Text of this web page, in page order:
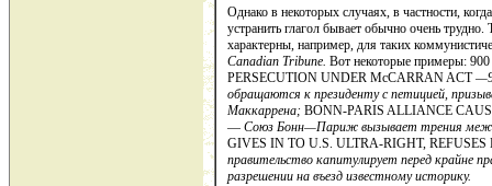
Однако в некоторых случаях, в частности,
устранить глагол бы­вает обычно очень
характерны, например, для таких
Canadian Tribune. Вот некоторые примеры:
PERSECUTION UNDER McCARRAN ACT
обращаются к президенту с петицией,
Маккаррена; BONN-PARIS ALLIANCE
— Союз Бонн—Париж вызывает трения
GIVES IN TO U.S. ULTRA-RIGHT,
правительство капитулирует перед крайне
разрешении на въезд из­вестному историку.